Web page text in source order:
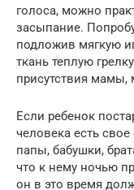
голоса, можно
засыпание.
подложив мягкую
ткань теплую
присутствия
Если ребенок
человека есть
папы, бабушки,
что к нему ночью
он в это время